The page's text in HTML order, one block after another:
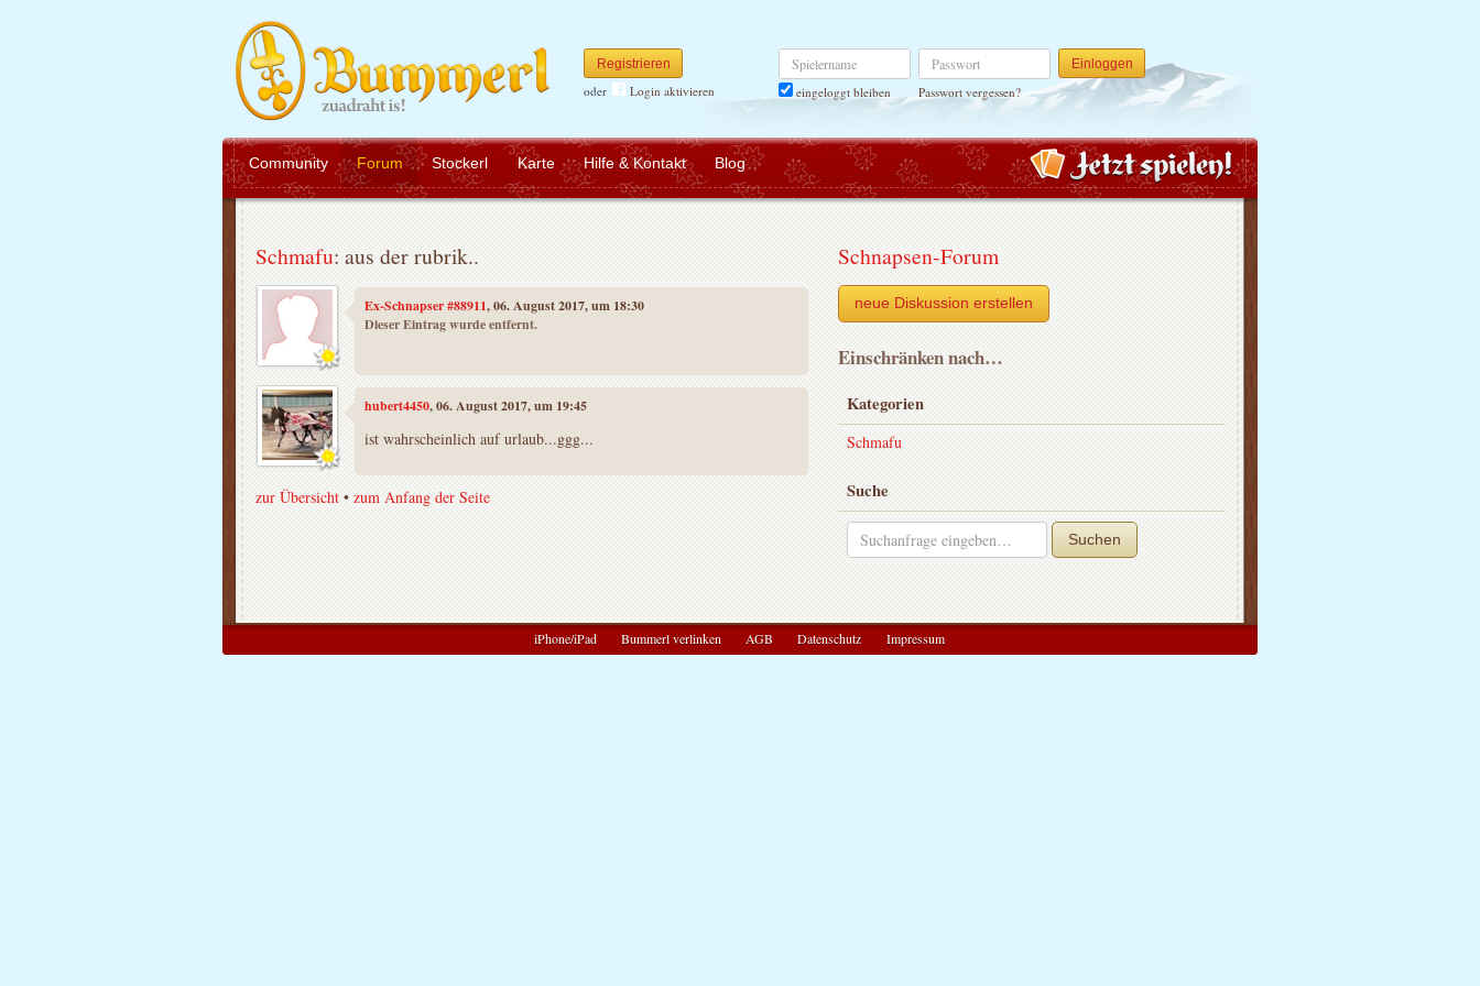
Registrieren
oder Login aktivieren
Spielername
eingeloggt bleiben
Passwort Einloggen
Passwort vergessen?
Community Forum Stockerl Karte Hilfe & Kontakt Blog
Schmafu: aus der rubrik..
Ex-Schnapser #88911, 06. August 2017, um 18:30
Dieser Eintrag wurde entfernt.
hubert4450, 06. August 2017, um 19:45
ist wahrscheinlich auf urlaub...ggg...
zur Übersicht • zum Anfang der Seite
Schnapsen-Forum
neue Diskussion erstellen
Einschränken nach…
Kategorien
Schmafu
Suche
Suchen
iPhone/iPad Bummerl verlinken AGB Datenschutz Impressum